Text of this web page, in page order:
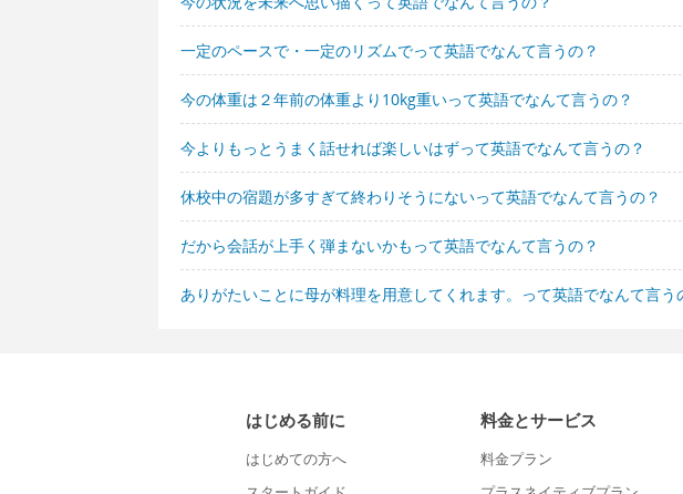
一定のペースで・一定のリズムでって英語でなんて言うの？
今の体重は２年前の体重より10kg重いって英語でなんて言うの？
今よりもっとうまく話せれば楽しいはずって英語でなんて言うの？
休校中の宿題が多すぎて終わりそうにないって英語でなんて言うの？
だから会話が上手く弾まないかもって英語でなんて言うの？
ありがたいことに母が料理を用意してくれます。って英語でなんて言う
はじめる前に
はじめての方へ
料金とサービス
料金プラン